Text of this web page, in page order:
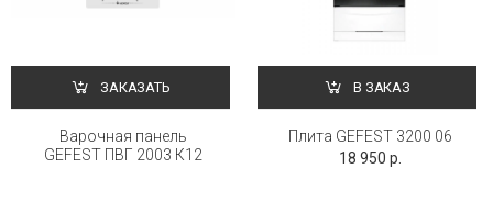
ЗАКАЗАТЬ
Варочная панель
GEFEST ПВГ 2003 К12
В ЗАКАЗ
Плита GEFEST 3200 06
18 950 р.